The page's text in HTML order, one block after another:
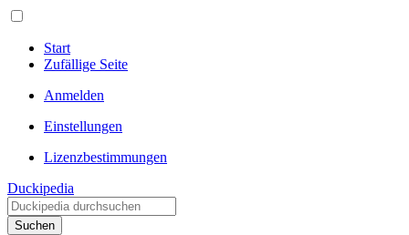
Start
Zufällige Seite
Anmelden
Einstellungen
Lizenzbestimmungen
Duckipedia
Suchen